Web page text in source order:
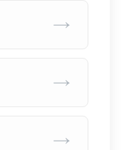
→
→
→